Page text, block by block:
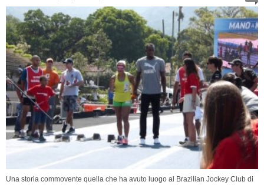
Una storia commovente quella che ha avuto luogo al Brazilian Jockey Club di